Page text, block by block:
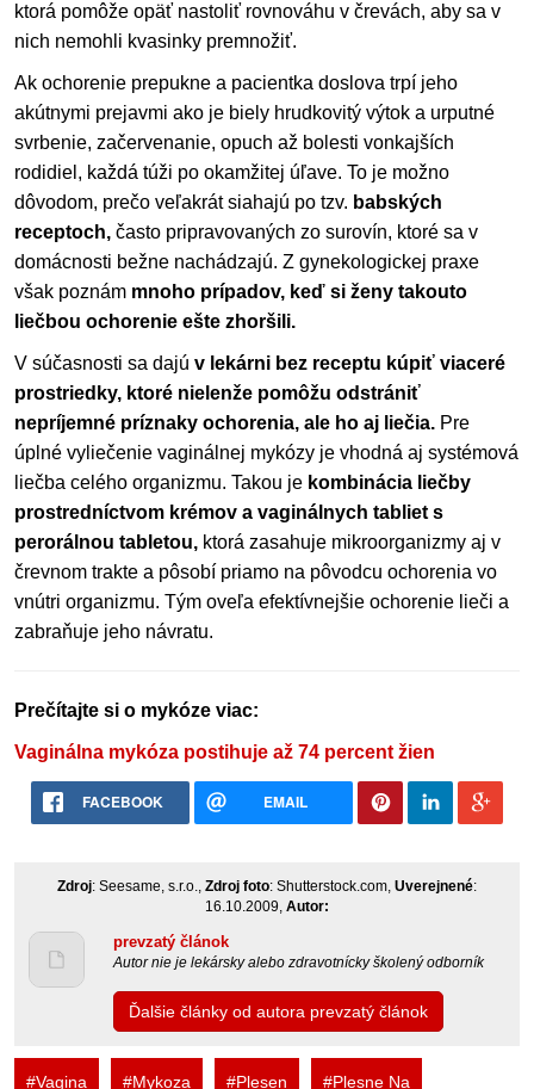
ktorá pomôže opäť nastoliť rovnováhu v črevách, aby sa v
nich nemohli kvasinky premnožiť.
Ak ochorenie prepukne a pacientka doslova trpí jeho
akútnymi prejavmi ako je biely hrudkovitý výtok a urputné
svrbenie, začervenanie, opuch až bolesti vonkajších
rodidiel, každá túži po okamžitej úľave. To je možno
dôvodom, prečo veľakrát siahajú po tzv. babských
receptoch, často pripravovaných zo surovín, ktoré sa v
domácnosti bežne nachádzajú. Z gynekologickej praxe
však poznám mnoho prípadov, keď si ženy takouto
liečbou ochorenie ešte zhoršili.
V súčasnosti sa dajú v lekárni bez receptu kúpiť viaceré
prostriedky, ktoré nielenže pomôžu odstrániť
nepríjemné príznaky ochorenia, ale ho aj liečia. Pre
úplné vyliečenie vaginálnej mykózy je vhodná aj systémová
liečba celého organizmu. Takou je kombinácia liečby
prostredníctvom krémov a vaginálnych tabliet s
perorálnou tabletou, ktorá zasahuje mikroorganizmy aj v
črevnom trakte a pôsobí priamo na pôvodcu ochorenia vo
vnútri organizmu. Tým oveľa efektívnejšie ochorenie lieči a
zabraňuje jeho návratu.
Prečítajte si o mykóze viac:
Vaginálna mykóza postihuje až 74 percent žien
FACEBOOK EMAIL
Zdroj: Seesame, s.r.o., Zdroj foto: Shutterstock.com, Uverejnené:
16.10.2009, Autor:
prevzatý článok
Autor nie je lekársky alebo zdravotnícky školený odborník
Ďalšie články od autora prevzatý článok
#Vagina #Mykoza #Plesen #Plesne Na